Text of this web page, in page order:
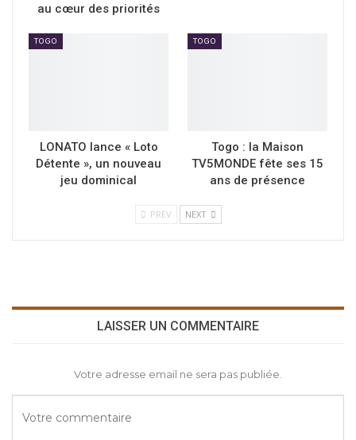
au cœur des priorités
TOGO
LONATO lance « Loto
Détente », un nouveau
jeu dominical
TOGO
Togo : la Maison
TV5MONDE fête ses 15
ans de présence
PREV NEXT
LAISSER UN COMMENTAIRE
Votre adresse email ne sera pas publiée.